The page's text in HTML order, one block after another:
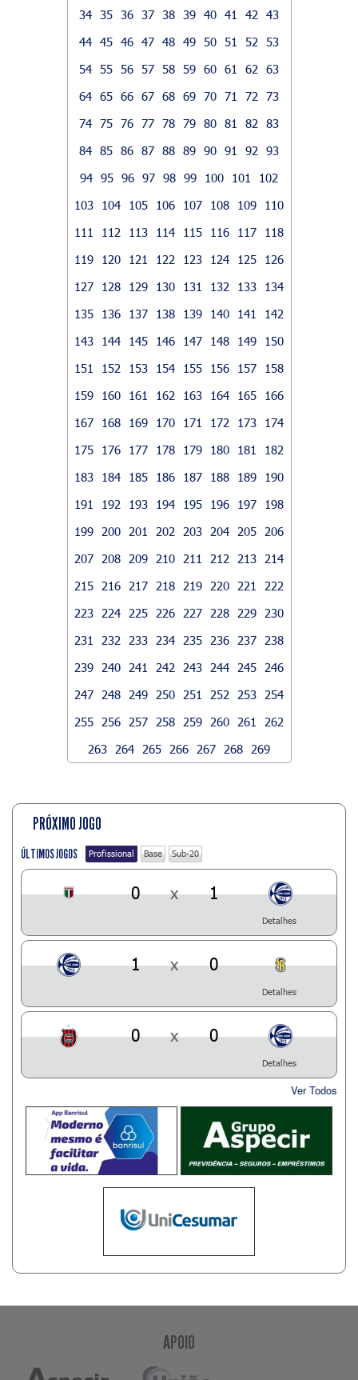
34
35 36 37 38 39 40 41 42
43
44 45 46 47 48 49 50 51 52
53
54
55 56 57 58 59 60 61 62
63
64 65 66 67 68 69 70 71 72
73
74 75 76 77 78 79 80 81 82
83
84 85 86 87 88 89 90 91 92
93
94 95 96 97 98 99 100 101
102
103
104 105 106 107 108 109
110
111
112 113 114 115 116 117
118
119
120 121 122 123 124 125
126
127
128 129 130 131 132 133
134
135
136 137 138 139 140 141
142
143
144 145 146 147 148 149
150
151
152 153 154 155 156 157
158
159
160 161 162 163 164 165
166
167
168 169 170 171 172 173
174
175
176 177 178 179 180 181
182
183
184 185 186 187 188 189
190
191
192 193 194 195 196 197
198
199
200 201 202 203 204 205
206
207
208 209 210 211 212 213
214
215
216 217 218 219 220 221
222
223
224 225 226 227 228 229
230
231
232 233 234 235 236 237
238
239
240 241 242 243 244 245
246
247
248 249 250 251 252 253
254
255
256 257 258 259 260 261
262
263
264 265 266 267 268 269
PRÓXIMO JOGO
ÚLTIMOS JOGOS Profissional Base Sub-20
0 x 1
Detalhes
1 x 0
Detalhes
0 x 0
Detalhes
Ver Todos
APOIO